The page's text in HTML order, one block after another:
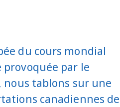
du cours mondial
provoquée par le
tablons sur une
canadiennes de